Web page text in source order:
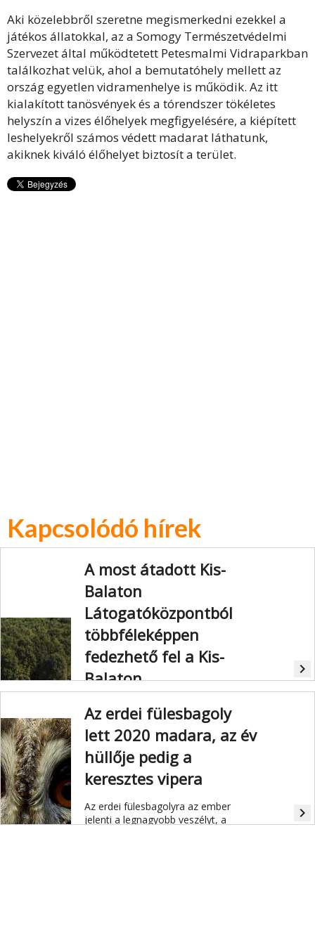
Aki közelebbről szeretne megismerkedni ezekkel a
játékos állatokkal, az a Somogy Természetvédelmi
Szervezet által működtetett Petesmalmi Vidraparkban
találkozhat velük, ahol a bemutatóhely mellett az
ország egyetlen vidramenhelye is működik. Az itt
kialakított tanösvények és a tórendszer tökéletes
helyszín a vizes élőhelyek megfigyelésére, a kiépített
leshelyekről számos védett madarat láthatunk,
akiknek kiváló élőhelyet biztosít a terület.
Kapcsolódó hírek
A most átadott Kis-
Balaton
Látogatóközpontból
többféleképpen
fedezhető fel a Kis-
Balaton
A modern látogatóközpontban
játszótér, vízi és szárazföldi
tanösvények, kenutúrák várják a
navigate_next
Az erdei fülesbagoly
lett 2020 madara, az év
hüllője pedig a
keresztes vipera
Az erdei fülesbagolyra az ember
jelenti a legnagyobb veszélyt, a
navigate_next